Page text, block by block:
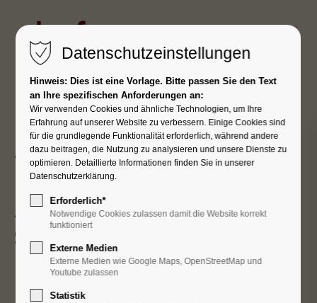
Kurfess: Ihr Gebäude. Unsere Technik.
Karriere
Auszubildender
(m/w/d)
Anlagenmechaniker
SHK
Datenschutzeinstellungen
Hinweis: Dies ist eine Vorlage. Bitte passen Sie den Text
an Ihre spezifischen Anforderungen an:
Wir verwenden Cookies und ähnliche Technologien, um Ihre
Erfahrung auf unserer Website zu verbessern. Einige Cookies sind
für die grundlegende Funktionalität erforderlich, während andere
dazu beitragen, die Nutzung zu analysieren und unsere Dienste zu
optimieren. Detaillierte Informationen finden Sie in unserer
Datenschutzerklärung.
Erforderlich*
Notwendige Cookies zulassen damit die Website korrekt
funktioniert
Externe Medien
Externe Medien wie Google Maps, OpenStreetMap und
Youtube zulassen
Statistik